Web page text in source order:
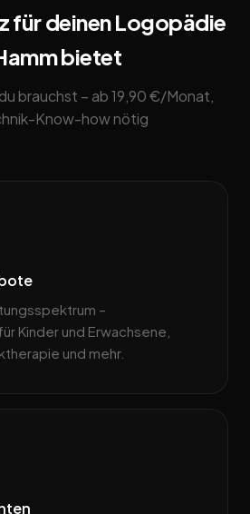
für deinen Logopädie
bietet
brauchst – ab 19,90 €/Monat,
Know-how nötig
–
Kinder und Erwachsene,
und mehr.